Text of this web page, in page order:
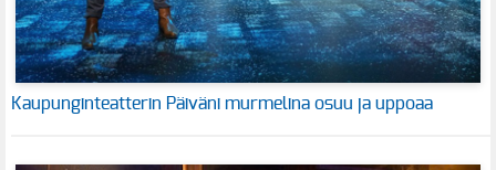
Kaupunginteatterin Päiväni murmelina osuu ja uppoaa